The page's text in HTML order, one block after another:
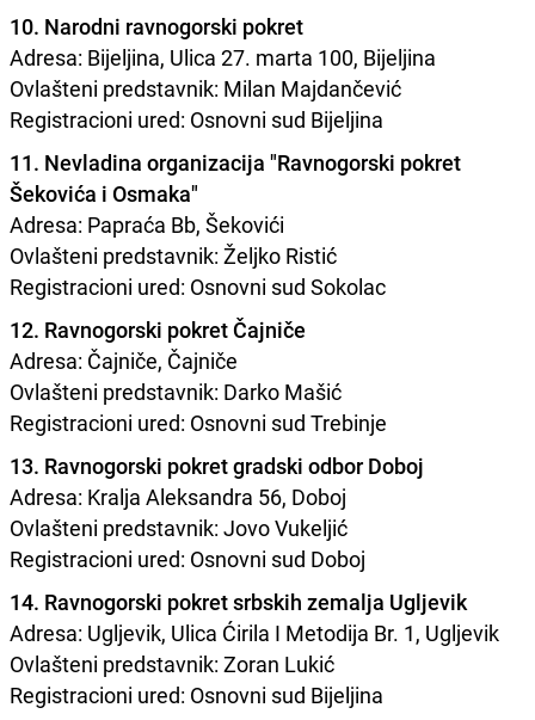
10. Narodni ravnogorski pokret
Adresa: Bijeljina, Ulica 27. marta 100, Bijeljina
Ovlašteni predstavnik: Milan Majdančević
Registracioni ured: Osnovni sud Bijeljina
11. Nevladina organizacija "Ravnogorski pokret
Šekovića i Osmaka"
Adresa: Papraća Bb, Šekovići
Ovlašteni predstavnik: Željko Ristić
Registracioni ured: Osnovni sud Sokolac
12. Ravnogorski pokret Čajniče
Adresa: Čajniče, Čajniče
Ovlašteni predstavnik: Darko Mašić
Registracioni ured: Osnovni sud Trebinje
13. Ravnogorski pokret gradski odbor Doboj
Adresa: Kralja Aleksandra 56, Doboj
Ovlašteni predstavnik: Jovo Vukeljić
Registracioni ured: Osnovni sud Doboj
14. Ravnogorski pokret srbskih zemalja Ugljevik
Adresa: Ugljevik, Ulica Ćirila I Metodija Br. 1, Ugljevik
Ovlašteni predstavnik: Zoran Lukić
Registracioni ured: Osnovni sud Bijeljina